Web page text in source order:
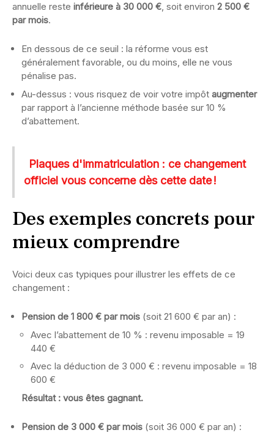
annuelle reste inférieure à 30 000 €, soit environ 2 500 €
par mois.
En dessous de ce seuil : la réforme vous est
généralement favorable, ou du moins, elle ne vous
pénalise pas.
Au-dessus : vous risquez de voir votre impôt augmenter
par rapport à l’ancienne méthode basée sur 10 %
d’abattement.
Plaques d'immatriculation : ce changement
officiel vous concerne dès cette date !
Des exemples concrets pour
mieux comprendre
Voici deux cas typiques pour illustrer les effets de ce
changement :
Pension de 1 800 € par mois (soit 21 600 € par an) :
Avec l’abattement de 10 % : revenu imposable = 19
440 €
Avec la déduction de 3 000 € : revenu imposable = 18
600 €
Résultat : vous êtes gagnant.
Pension de 3 000 € par mois (soit 36 000 € par an) :